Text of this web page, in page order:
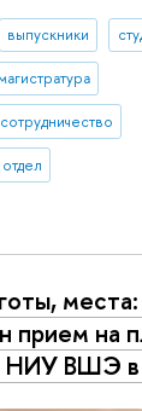
выпускники
места:
прием на
НИУ ВШЭ в